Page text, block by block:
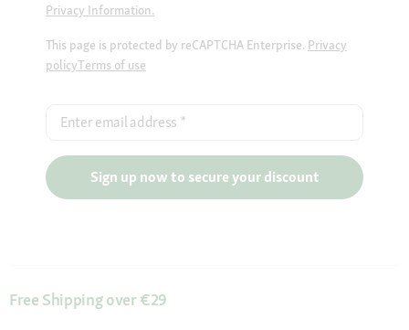
Privacy Information.
This page is protected by reCAPTCHA Enterprise. Privacy
policyTerms of use
Enter email address *
Sign up now to secure your discount
Free Shipping over €29